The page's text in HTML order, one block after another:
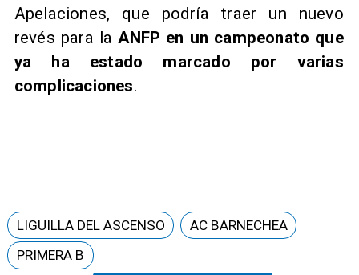
Apelaciones, que podría traer un nuevo
revés para laANFP en un campeonato que
ya ha estado marcado por varias
complicaciones.
LIGUILLA DEL ASCENSO
AC BARNECHEA
PRIMERA B